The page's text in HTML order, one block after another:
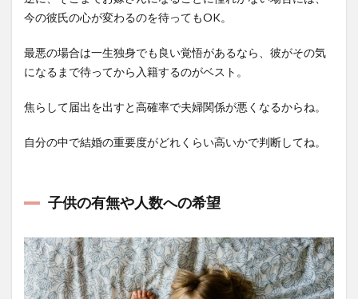
今の彼氏の心が変わるのを待ってもOK。
最悪の場合は一生独身でも良い覚悟があるなら、彼がその気
になるまで待ってから入籍するのがベスト。
焦らして届出を出すと高確率で夫婦関係が悪くなるからね。
自分の中で結婚の重要度がどれくらい高いかで判断してね。
子供の有無や人数への希望